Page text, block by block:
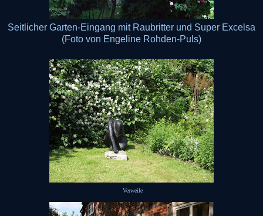
Seitlicher Garten-Eingang mit Raubritter und Super Excelsa
(Foto von Engeline Rohden-Puls)
Verweile